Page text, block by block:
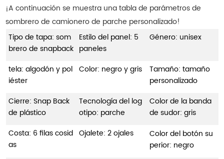
¡A continuación se muestra una tabla de parámetros de
sombrero de camionero de parche personalizado!
Tipo de tapa: som
brero de snapback
Estilo del panel: 5
paneles
Género: unisex
tela: algodón y pol
iéster
Color: negro y gris
Tamaño: tamaño
personalizado
Cierre: Snap Back
de plástico
Tecnología del log
otipo: parche
Color de la banda
de sudor: gris
Costa: 6 filas cosid
as
Ojalete: 2 ojales
Color del botón su
perior: negro